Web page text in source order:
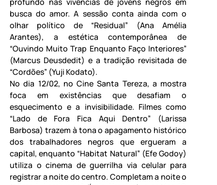
busca do amor. A sessão conta ainda com o
olhar político de “Residual” (Ana Amélia
Arantes), a estética contemporânea de
“Ouvindo Muito Trap Enquanto Faço Interiores”
(Marcus Deusdedit) e a tradição revisitada de
“Cordões” (Yuji Kodato).
No dia 12/02, no Cine Santa Tereza, a mostra
foca em existências que desafiam o
esquecimento e a invisibilidade. Filmes como
“Lado de Fora Fica Aqui Dentro” (Larissa
Barbosa) trazem à tona o apagamento histórico
dos trabalhadores negros que ergueram a
capital, enquanto “Habitat Natural” (Efe Godoy)
utiliza o cinema de guerrilha via celular para
registrar a noite do centro. Completam a noite o